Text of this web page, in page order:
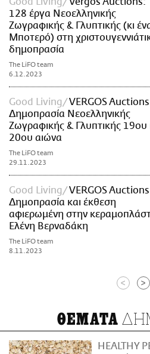
128 έργα Νεοελληνικής
Ζωγραφικής & Γλυπτικής (κι
Μποτερό) στη
δημοπρασία
The LiFO team
6.12.2023
Good Living
VERGOS
Δημοπρασία Νεοελληνικής
Ζωγραφικής & Γλυπτικής 19ου
20ου αιώνα
The LiFO team
29.11.2023
Good Living
VERGOS
Δημοπρασία και έκθεση
αφιερωμένη στην
Ελένη Βερναδάκη
The LiFO team
8.11.2023
< >
ΘΕΜΑΤΑ
HEALTHY